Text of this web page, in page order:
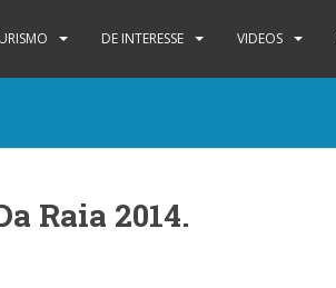
DE INTERESSE VIDEOS
Raia 2014.